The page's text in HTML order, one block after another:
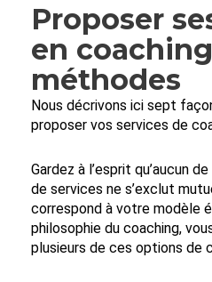
Proposer
en
méthodes
Nous décrivons ici sept
proposer vos services de
Gardez à l’esprit qu’aucun
de services ne s’exclut
correspond à votre modèle
philosophie du coaching,
plusieurs de ces options de